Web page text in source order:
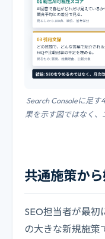
Search Consoleに足
果を示す図ではなく
共通施策か
SEO担当者が最初
の大きな新規施策